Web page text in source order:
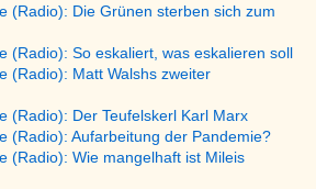
(Radio): Die Grünen sterben sich zum
(Radio): So eskaliert, was eskalieren soll
(Radio): Matt Walshs zweiter
(Radio): Der Teufelskerl Karl Marx
(Radio): Aufarbeitung der Pandemie?
(Radio): Wie mangelhaft ist Mileis